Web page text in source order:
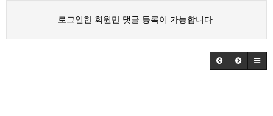
로그인한 회원만 댓글 등록이 가능합니다.